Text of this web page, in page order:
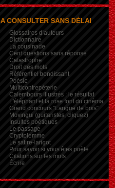
A CONSULTER SANS DÉLAI
Glossaires d’auteurs
Dictionnaire
La cousinade
Cent questions sans réponse
Catastrophe
Droit des mots
Référentiel bondissant
Poésie
Multicontrepèterie
Calembours illustrés : le résultat
L'éléphant et la rose font du cinéma
Grand concours "Langue de bois"
Movingui (guitaristes, cliquez)
Insultes poétiques
Le passage
Cryptolemme
Le satire-larigot
Pour savoir si vous êtes poète
Citations sur les mots
Écrire